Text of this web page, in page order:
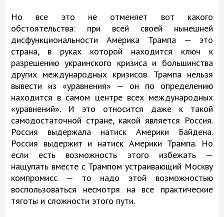
Но все это не отменяет вот какого
обстоятельства: при всей своей нынешней
дисфункциональности Америка Трампа — это
страна, в руках которой находится ключ к
разрешению украинского кризиса и большинства
других международных кризисов. Трампа нельзя
вывести из «уравнения» — он по определению
находится в самом центре всех международных
«уравнений». И это относится даже к такой
самодостаточной стране, какой является Россия.
Россия выдержала натиск Америки Байдена.
Россия выдержит и натиск Америки Трампа. Но
если есть возможность этого избежать —
нащупать вместе с Трампом устраивающий Москву
компромисс — то надо этой возможностью
воспользоваться несмотря на все практические
тяготы и сложности этого пути.